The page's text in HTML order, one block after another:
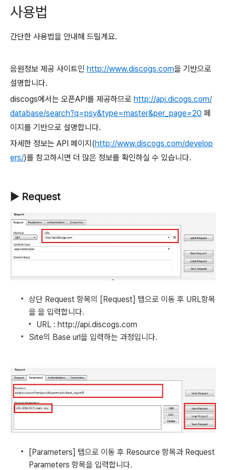
사용법
간단한 사용법을 안내해 드릴게요.
음원정보 제공 사이트인 http://www.discogs.com을 기반으로
설명합니다.
discogs에서는 오픈API를 제공하므로 http://api.dicogs.com/
database/search?q=psy&type=master&per_page=20 페
이지를 기반으로 설명합니다.
자세한 정보는 API 페이지(http://www.discogs.com/develop
ers/)를 참고하시면 더 많은 정보를 확인하실 수 있습니다.
▶ Request
상단 Request 항목의 [Request] 탭으로 이동 후 URL항목
을 을 입력합니다.
URL : http://api.discogs.com
Site의 Base url을 입력하는 과정입니다.
[Parameters] 탭으로 이동 후 Resource 항목과 Request
Parameters 항목을 입력합니다.